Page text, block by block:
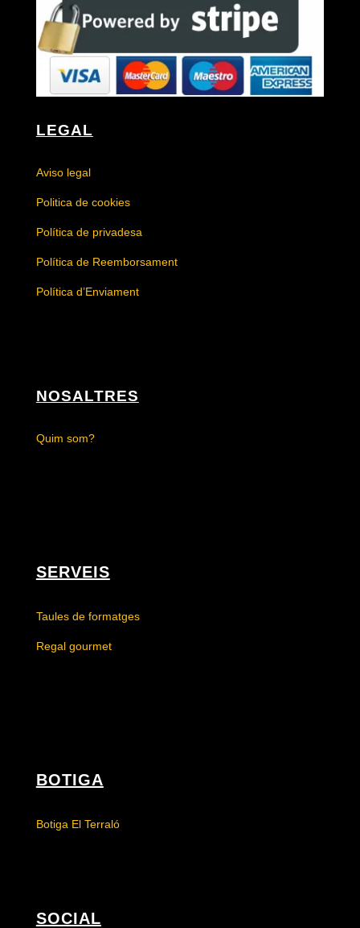
LEGAL
Aviso legal
Politica de cookies
Política de privadesa
Política de Reemborsament
Política d’Enviament
NOSALTRES
Quim som?
SERVEIS
Taules de formatges
Regal gourmet
BOTIGA
Botiga El Terraló
SOCIAL